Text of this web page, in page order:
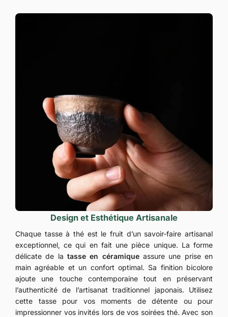
Design et Esthétique Artisanale
Chaque tasse à thé est le fruit d’un savoir-faire artisanal
exceptionnel, ce qui en fait une pièce unique. La forme
délicate de la tasse en céramiqueassure une prise en
main agréable et un confort optimal. Sa finition bicolore
ajoute une touche contemporaine tout en préservant
l’authenticité de l’artisanat traditionnel japonais. Utilisez
cette tasse pour vos moments de détente ou pour
impressionner vos invités lors de vos soirées thé. Avec son